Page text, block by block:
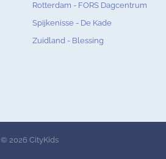
Rotterdam - FORS Dagcentrum
Spijkenisse - De Kade
Zuidland - Blessing
© 2026 CityKids